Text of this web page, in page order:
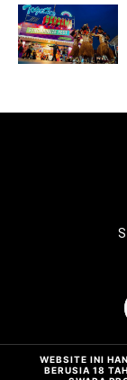
WEBSITE INI
BERUSIA 18